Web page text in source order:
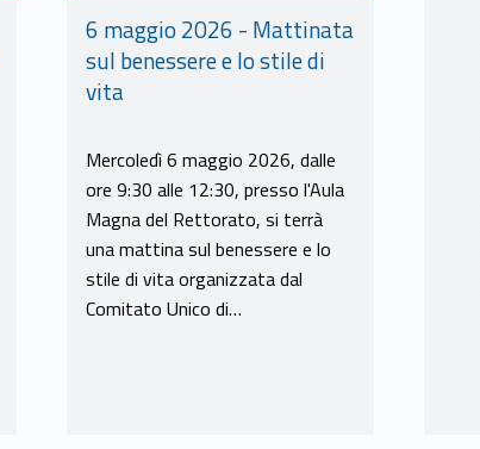
6 maggio 2026 - Mattinata
sul benessere e lo stile di
vita
Mercoledì 6 maggio 2026, dalle
ore 9:30 alle 12:30, presso l'Aula
Magna del Rettorato, si terrà
una mattina sul benessere e lo
stile di vita organizzata dal
Comitato Unico di…